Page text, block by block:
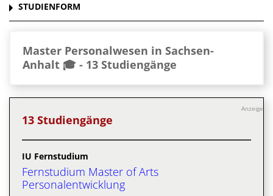
STUDIENFORM
Master Personalwesen in Sachsen-
Anhalt 🎓 - 13 Studiengänge
Anzeige
13 Studiengänge
IU Fernstudium
Fernstudium Master of Arts
Personalentwicklung